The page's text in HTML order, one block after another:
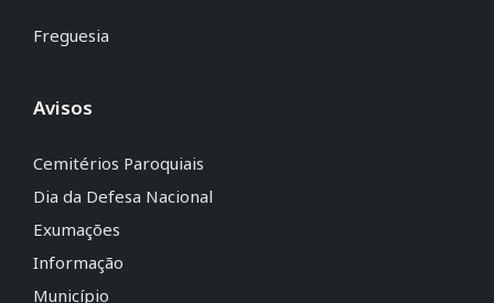
Freguesia
Avisos
Cemitérios Paroquiais
Dia da Defesa Nacional
Exumações
Informação
Município